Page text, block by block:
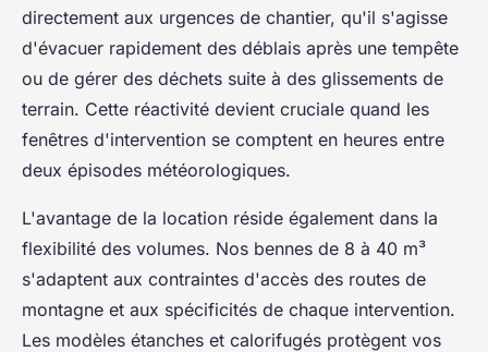
directement aux urgences de chantier, qu'il s'agisse
d'évacuer rapidement des déblais après une tempête
ou de gérer des déchets suite à des glissements de
terrain. Cette réactivité devient cruciale quand les
fenêtres d'intervention se comptent en heures entre
deux épisodes météorologiques.
L'avantage de la location réside également dans la
flexibilité des volumes. Nos bennes de 8 à 40 m³
s'adaptent aux contraintes d'accès des routes de
montagne et aux spécificités de chaque intervention.
Les modèles étanches et calorifugés protègent vos